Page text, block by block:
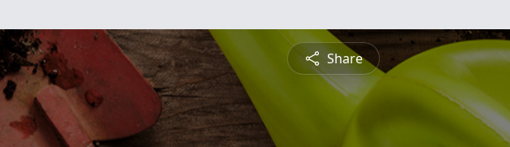
Share